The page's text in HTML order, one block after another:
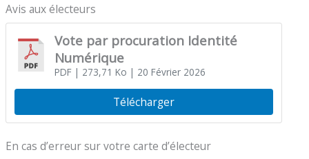
Avis aux électeurs
Vote par procuration Identité
Numérique
PDF| 273,71 Ko | 20 Février 2026
Télécharger
En cas d’erreur sur votre carte d’électeur